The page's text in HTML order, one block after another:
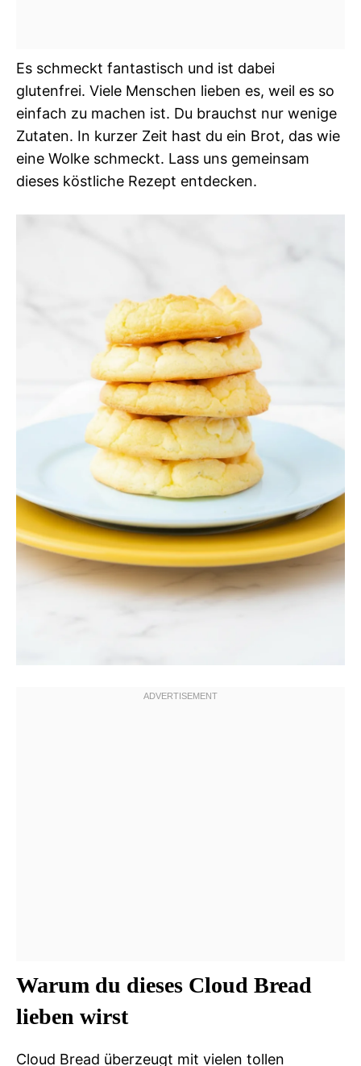
Es schmeckt fantastisch und ist dabei
glutenfrei. Viele Menschen lieben es, weil es so
einfach zu machen ist. Du brauchst nur wenige
Zutaten. In kurzer Zeit hast du ein Brot, das wie
eine Wolke schmeckt. Lass uns gemeinsam
dieses köstliche Rezept entdecken.
Warum du dieses Cloud Bread
lieben wirst
Cloud Bread überzeugt mit vielen tollen